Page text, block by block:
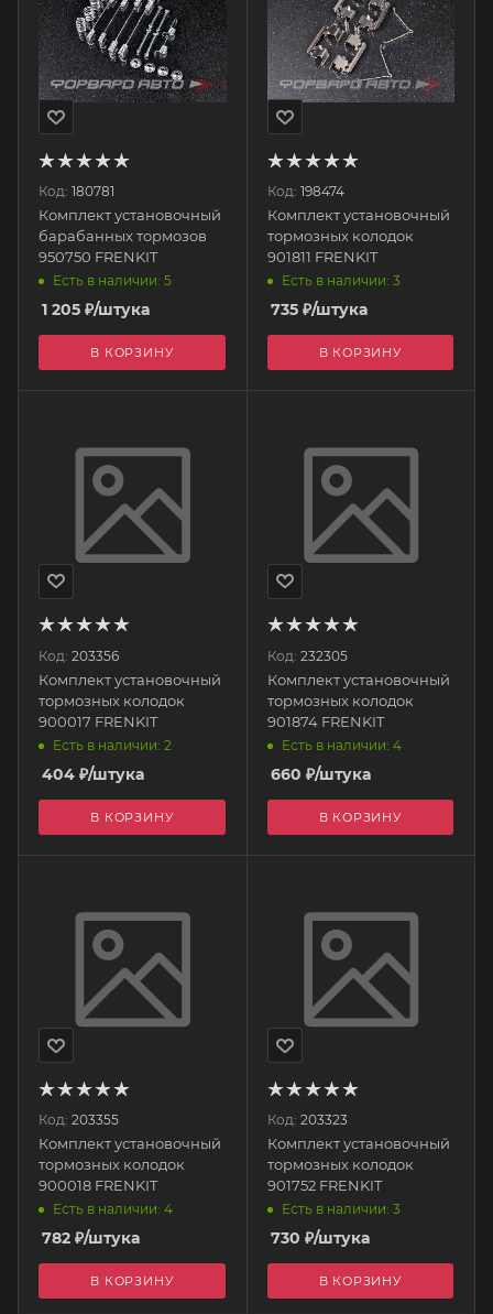
Код: 180781
Комплект установочный
барабанных тормозов
950750 FRENKIT
Есть в наличии: 5
1 205 ₽/штука
В КОРЗИНУ
Код: 198474
Комплект установочный
тормозных колодок
901811 FRENKIT
Есть в наличии: 3
735₽/штука
В КОРЗИНУ
Код: 203356
Комплект установочный
тормозных колодок
900017 FRENKIT
Есть в наличии: 2
404 ₽/штука
В КОРЗИНУ
Код: 232305
Комплект установочный
тормозных колодок
901874 FRENKIT
Есть в наличии: 4
660 ₽/штука
В КОРЗИНУ
Код: 203355
Комплект установочный
тормозных колодок
900018 FRENKIT
Есть в наличии: 4
782 ₽/штука
В КОРЗИНУ
Код: 203323
Комплект установочный
тормозных колодок
901752 FRENKIT
Есть в наличии: 3
730 ₽/штука
В КОРЗИНУ